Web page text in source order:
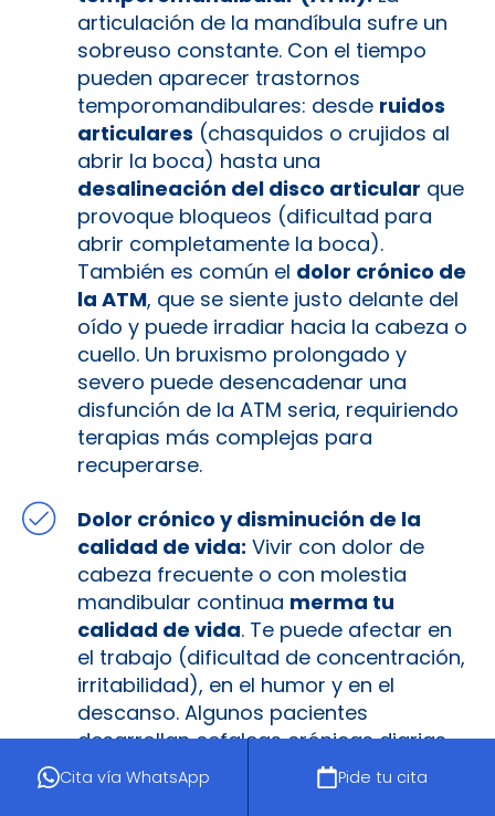
Cita vía WhatsApp Pide tu cita
articulación de la mandíbula sufre un
sobreuso constante. Con el tiempo
pueden aparecer trastornos
temporomandibulares: desde ruidos
articulares (chasquidos o crujidos al
abrir la boca) hasta una
desalineación del disco articular que
provoque bloqueos (dificultad para
abrir completamente la boca).
También es común el dolor crónico de
la ATM, que se siente justo delante del
oído y puede irradiar hacia la cabeza o
cuello. Un bruxismo prolongado y
severo puede desencadenar una
disfunción de la ATM seria, requiriendo
terapias más complejas para
recuperarse.
Dolor crónico y disminución de la
calidad de vida: Vivir con dolor de
cabeza frecuente o con molestia
mandibular continua merma tu
calidad de vida. Te puede afectar en
el trabajo (dificultad de concentración,
irritabilidad), en el humor y en el
descanso. Algunos pacientes
desarrollan cefaleas crónicas diarias,
donde prácticamente todos los días
hay algún grado de dolor. Esto puede